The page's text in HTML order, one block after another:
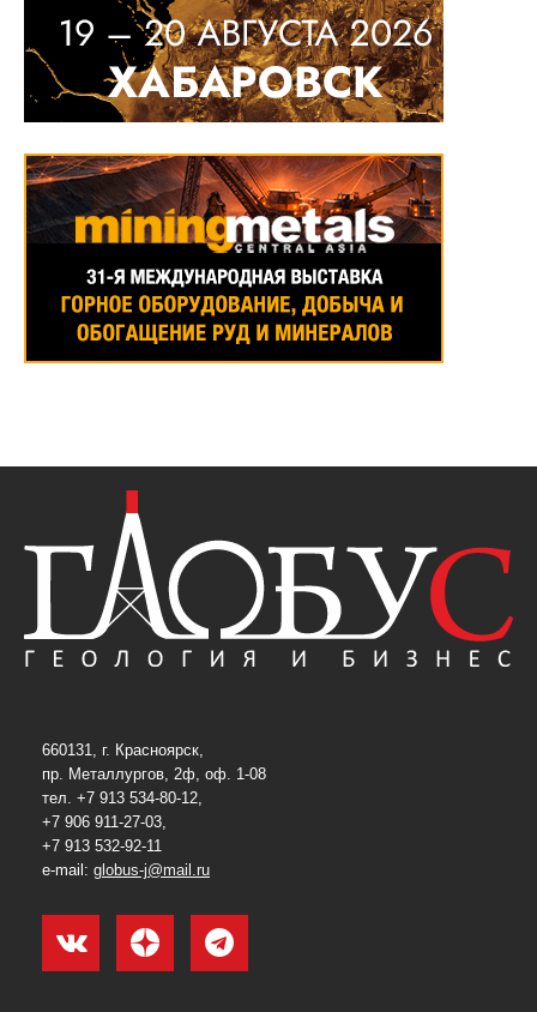
660131, г. Красноярск,
пр. Металлургов, 2ф, оф. 1-08
тел. +7 913 534-80-12,
+7 906 911-27-03,
+7 913 532-92-11
e-mail: globus-j@mail.ru